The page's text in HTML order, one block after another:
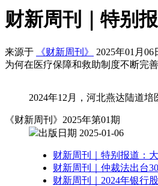
财新周刊｜特别
来源于 《财新周刊》
2025年01月06
为何在医疗保障和救助制度不断完
2024年12月，河北燕达陆道
《财新周刊》2025年第01期
出版日期 2025-01-06
财新周刊｜特别报道：
财新周刊｜仲裁法出台
财新周刊｜2024年银行